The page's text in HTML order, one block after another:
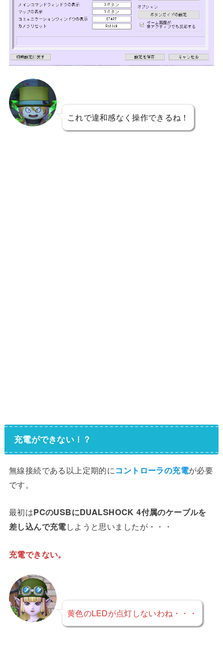
これで違和感なく操作できるね！
充電ができない！？
無線接続である以上定期的にコントローラの充電が必要
です。
最初はPCのUSBにDUALSHOCK 4付属のケーブルを
差し込んで充電しようと思いましたが・・・
充電できない。
黄色のLEDが点灯しないわね・・・